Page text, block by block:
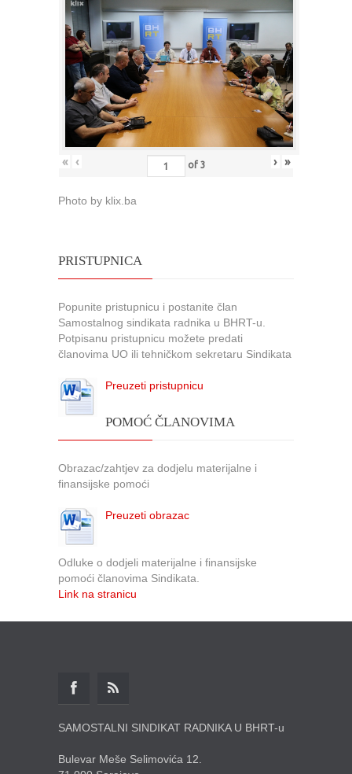
« ‹ of 3 › »
Photo by klix.ba
PRISTUPNICA
Popunite pristupnicu i postanite član
Samostalnog sindikata radnika u BHRT-u.
Potpisanu pristupnicu možete predati
članovima UO ili tehničkom sekretaru Sindikata
Preuzeti pristupnicu
POMOĆ ČLANOVIMA
Obrazac/zahtjev za dodjelu materijalne i
finansijske pomoći
Preuzeti obrazac
Odluke o dodjeli materijalne i finansijske
pomoći članovima Sindikata.
Link na stranicu
SAMOSTALNI SINDIKAT RADNIKA U BHRT-u
Bulevar Meše Selimovića 12.